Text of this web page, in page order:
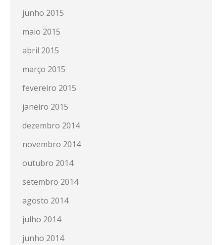
junho 2015
maio 2015
abril 2015
março 2015
fevereiro 2015
janeiro 2015
dezembro 2014
novembro 2014
outubro 2014
setembro 2014
agosto 2014
julho 2014
junho 2014